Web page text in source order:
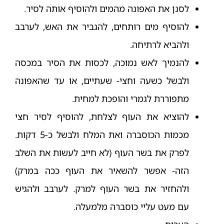
לסנן את האפונה מהמים ולהוסיף אותה לסיר.
להוסיף מים רותחים, להגביר את האש, לערבב
ולהביא לרתיחה.
להנמיך לאש נמוכה, לכסות את הסיר במכסה
ולבשל כשעה וחצי- שעתיים, או עד שהאפונה
מתפוררת לגמרי והופכת למחית.
להוציא את העוף לצלחת, להוסיף לסיר חצי
מכמות הכוסברה ואת המלח ולבשל כ-5 דקות.
לפרק את בשר העוף (לא חייב לעשות את השלב
הזה- אפשר להשאיר את העוף ככה במרק)
ולהחזיר את בשר העוף למרק. לערבב ולהגיש
עם מעט עליי כוסברה מלמעלה.